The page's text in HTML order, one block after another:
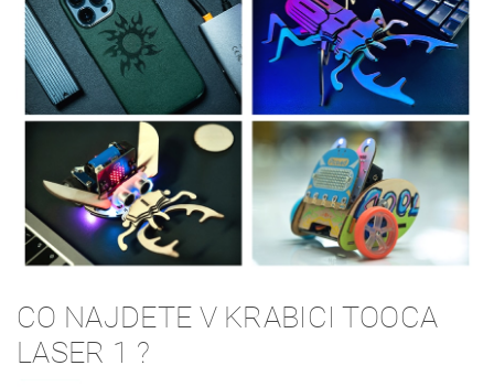
CO NAJDETE V KRABICI TOOCA
LASER 1 ?